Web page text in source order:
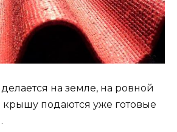
на земле, на ровной
крышу подаются уже готовые